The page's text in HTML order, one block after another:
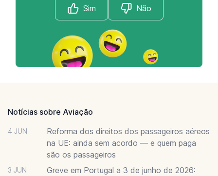
Sim Não
Notícias sobre Aviação
4 JUN
Reforma dos direitos dos passageiros aéreos
na UE: ainda sem acordo — e quem paga
são os passageiros
3 JUN
Greve em Portugal a 3 de junho de 2026: